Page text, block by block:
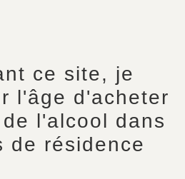
ce site, je
l'âge d'acheter
l'alcool dans
de résidence